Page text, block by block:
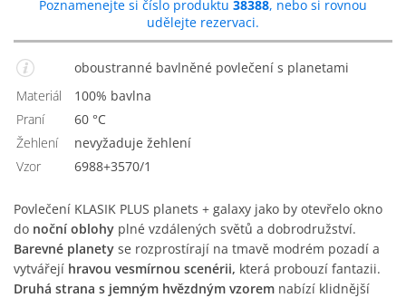
Poznamenejte si číslo produktu 38388, nebo si rovnou
udělejte rezervaci.
oboustranné bavlněné povlečení s planetami
Materiál
100% bavlna
Praní
60 °C
Žehlení
nevyžaduje žehlení
Vzor
6988+3570/1
Povlečení KLASIK PLUS planets + galaxy jako by otevřelo okno
do noční oblohy plné vzdálených světů a dobrodružství.
Barevné planety se rozprostírají na tmavě modrém pozadí a
vytvářejí hravou vesmírnou scenérii, která probouzí fantazii.
Druhá strana s jemným hvězdným vzorem nabízí klidnější